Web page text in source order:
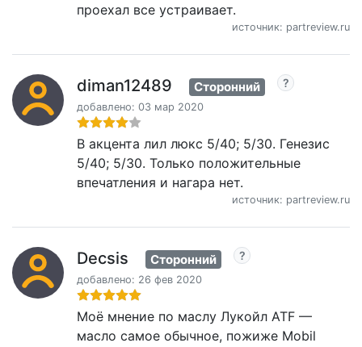
проехал все устраивает.
источник: partreview.ru
diman12489 Сторонний
добавлено: 03 мар 2020
В акцента лил люкс 5/40; 5/30. Генезис
5/40; 5/30. Только положительные
впечатления и нагара нет.
источник: partreview.ru
Decsis Сторонний
добавлено: 26 фев 2020
Моё мнение по маслу Лукойл ATF —
масло самое обычное, пожиже Mobil